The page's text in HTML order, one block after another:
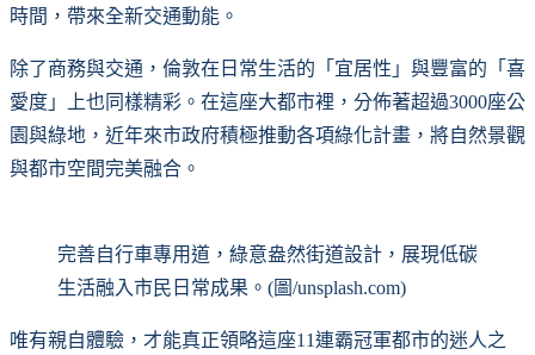
時間，帶來全新交通動能。
除了商務與交通，倫敦在日常生活的「宜居性」與豐富的「喜
愛度」上也同樣精彩。在這座大都市裡，分佈著超過3000座公
園與綠地，近年來市政府積極推動各項綠化計畫，將自然景觀
與都市空間完美融合。
完善自行車專用道，綠意盎然街道設計，展現低碳
生活融入市民日常成果。(圖/unsplash.com)
唯有親自體驗，才能真正領略這座11連霸冠軍都市的迷人之